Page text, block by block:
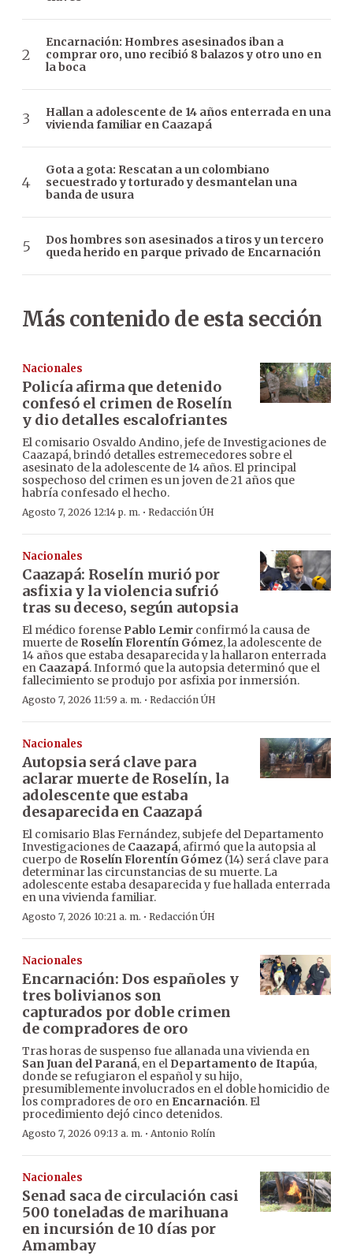
Encarnación: Hombres asesinados iban a
comprar oro, uno recibió 8 balazos y otro uno en
la boca
Hallan a adolescente de 14 años enterrada en una
vivienda familiar en Caazapá
Gota a gota: Rescatan a un colombiano
secuestrado y torturado y desmantelan una
banda de usura
Dos hombres son asesinados a tiros y un tercero
queda herido en parque privado de Encarnación
Más contenido de esta sección
Nacionales
Policía afirma que detenido
confesó el crimen de Roselín
y dio detalles escalofriantes
El comisario Osvaldo Andino, jefe de Investigaciones de
Caazapá, brindó detalles estremecedores sobre el
asesinato de la adolescente de 14 años. El principal
sospechoso del crimen es un joven de 21 años que
habría confesado el hecho.
Agosto 7, 2026 12:14 p. m. · Redacción ÚH
Nacionales
Caazapá: Roselín murió por
asfixia y la violencia sufrió
tras su deceso, según autopsia
El médico forense Pablo Lemir confirmó la causa de
muerte de Roselín Florentín Gómez, la adolescente de
14 años que estaba desaparecida y la hallaron enterrada
en Caazapá. Informó que la autopsia determinó que el
fallecimiento se produjo por asfixia por inmersión.
Agosto 7, 2026 11:59 a. m. · Redacción ÚH
Nacionales
Autopsia será clave para
aclarar muerte de Roselín, la
adolescente que estaba
desaparecida en Caazapá
El comisario Blas Fernández, subjefe del Departamento
Investigaciones de Caazapá, afirmó que la autopsia al
cuerpo de Roselín Florentín Gómez (14) será clave para
determinar las circunstancias de su muerte. La
adolescente estaba desaparecida y fue hallada enterrada
en una vivienda familiar.
Agosto 7, 2026 10:21 a. m. · Redacción ÚH
Nacionales
Encarnación: Dos españoles y
tres bolivianos son
capturados por doble crimen
de compradores de oro
Tras horas de suspenso fue allanada una vivienda en
San Juan del Paraná, en el Departamento de Itapúa,
donde se refugiaron el español y su hijo,
presumiblemente involucrados en el doble homicidio de
los compradores de oro en Encarnación. El
procedimiento dejó cinco detenidos.
Agosto 7, 2026 09:13 a. m. · Antonio Rolín
Nacionales
Senad saca de circulación casi
500 toneladas de marihuana
en incursión de 10 días por
Amambay